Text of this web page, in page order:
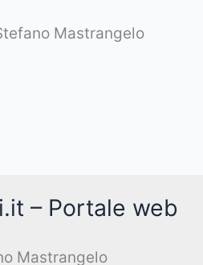
Mastrangelo
– Portale web
Mastrangelo